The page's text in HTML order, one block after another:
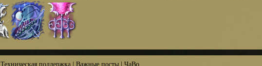
Техническая поддержка |Важные посты |ЧаВо